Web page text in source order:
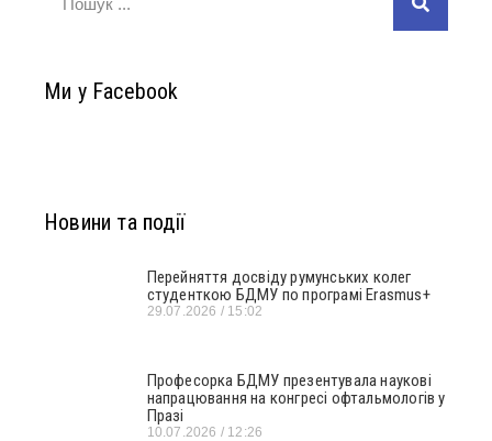
Ми у Facebook
Новини та події
Перейняття досвіду румунських колег
студенткою БДМУ по програмі Erasmus+
29.07.2026 15:02
Професорка БДМУ презентувала наукові
напрацювання на конгресі офтальмологів у
Празі
10.07.2026 12:26